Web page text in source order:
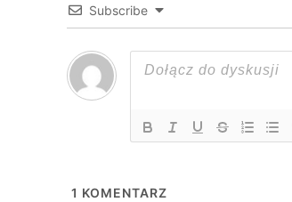
Subscribe
1 KOMENTARZ